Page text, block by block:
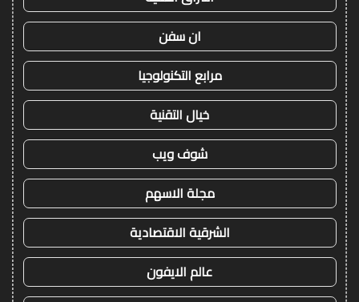
ان سفن
مرابع التكنولوجيا
خيال التقنية
شوف ويب
مجلة الاسهم
الشرقية الاقتصادية
عالم الايفون